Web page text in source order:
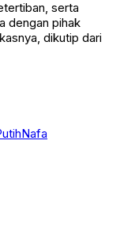
serta
dengan pihak
dikutip dari
Nafa